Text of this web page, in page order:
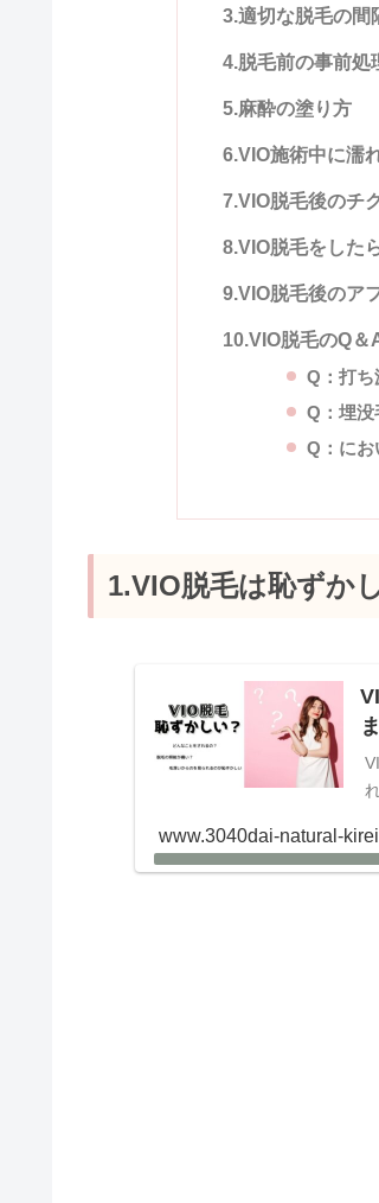
3.適切な脱毛の間
4.脱毛前の事前処
5.麻酔の塗り方
6.VIO施術中に濡
7.VIO脱毛後のチ
8.VIO脱毛をした
9.VIO脱毛後のア
10.VIO脱毛のQ＆
Q：打ち
Q：埋没
Q：にお
1.VIO脱毛は恥ずか
www.3040dai-natural-